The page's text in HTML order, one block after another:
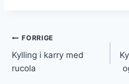
Indlægsnavigation
FORRIGE
Kylling i karry med
rucola